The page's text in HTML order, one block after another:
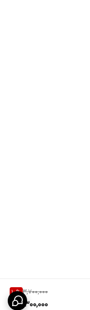
3,700,000
10%
3,300,000